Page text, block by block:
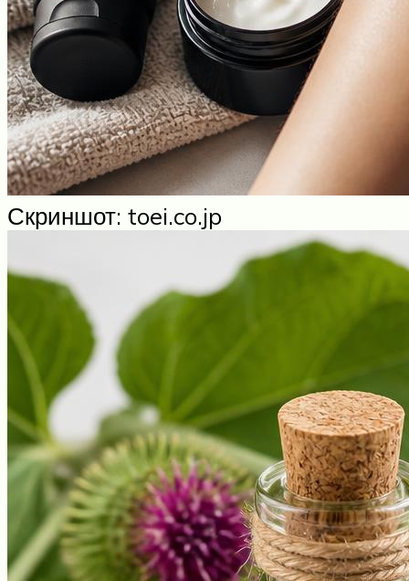
Скриншот: toei.co.jp